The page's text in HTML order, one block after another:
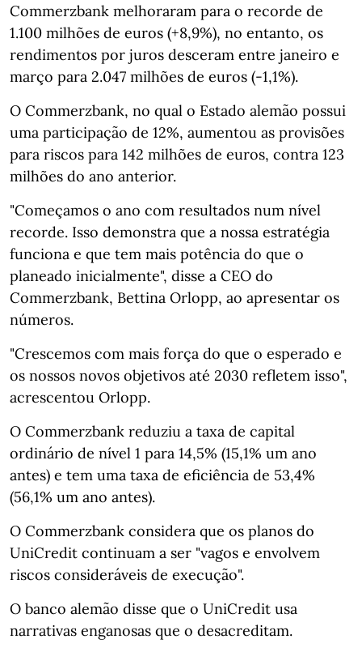
Commerzbank melhoraram para o recorde de
1.100 milhões de euros (+8,9%), no entanto, os
rendimentos por juros desceram entre janeiro e
março para 2.047 milhões de euros (-1,1%).
O Commerzbank, no qual o Estado alemão possui
uma participação de 12%, aumentou as provisões
para riscos para 142 milhões de euros, contra 123
milhões do ano anterior.
"Começamos o ano com resultados num nível
recorde. Isso demonstra que a nossa estratégia
funciona e que tem mais potência do que o
planeado inicialmente", disse a CEO do
Commerzbank, Bettina Orlopp, ao apresentar os
números.
"Crescemos com mais força do que o esperado e
os nossos novos objetivos até 2030 refletem isso",
acrescentou Orlopp.
O Commerzbank reduziu a taxa de capital
ordinário de nível 1 para 14,5% (15,1% um ano
antes) e tem uma taxa de eficiência de 53,4%
(56,1% um ano antes).
O Commerzbank considera que os planos do
UniCredit continuam a ser "vagos e envolvem
riscos consideráveis de execução".
O banco alemão disse que o UniCredit usa
narrativas enganosas que o desacreditam.